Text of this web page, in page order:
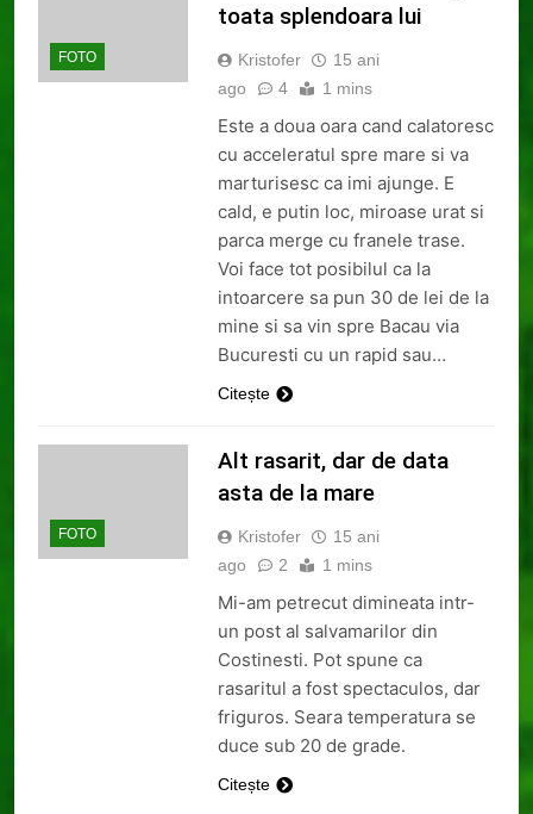
FOTO
toata splendoara lui
Kristofer
15 ani
ago
4 1 mins
Este a doua oara cand calatoresc
cu acceleratul spre mare si va
marturisesc ca imi ajunge. E
cald, e putin loc, miroase urat si
parca merge cu franele trase.
Voi face tot posibilul ca la
intoarcere sa pun 30 de lei de la
mine si sa vin spre Bacau via
Bucuresti cu un rapid sau…
Citește
FOTO
Alt rasarit, dar de data
asta de la mare
Kristofer
15 ani
ago
2 1 mins
Mi-am petrecut dimineata intr-
un post al salvamarilor din
Costinesti. Pot spune ca
rasaritul a fost spectaculos, dar
friguros. Seara temperatura se
duce sub 20 de grade.
Citește